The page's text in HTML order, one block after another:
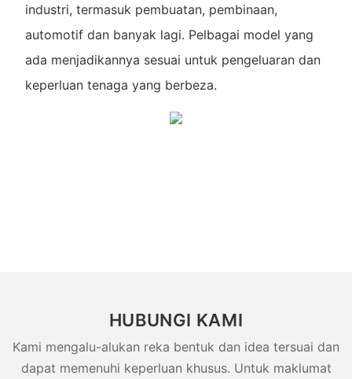
industri, termasuk pembuatan, pembinaan,
automotif dan banyak lagi. Pelbagai model yang
ada menjadikannya sesuai untuk pengeluaran dan
keperluan tenaga yang berbeza.
HUBUNGI KAMI
Kami mengalu-alukan reka bentuk dan idea tersuai dan
dapat memenuhi keperluan khusus. Untuk maklumat